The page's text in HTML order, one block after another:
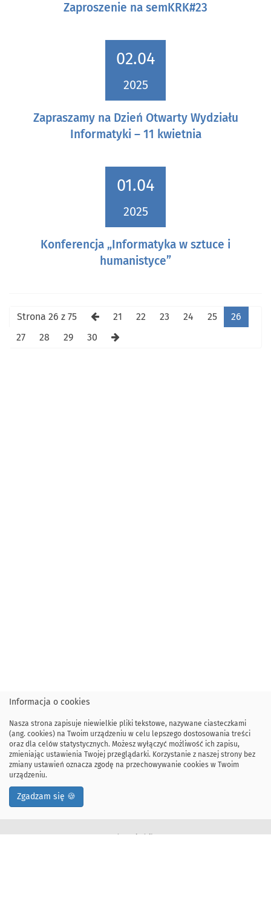
Zaproszenie na semKRK#23
02.04
2025
Zapraszamy na Dzień Otwarty Wydziału
Informatyki – 11 kwietnia
01.04
2025
Konferencja „Informatyka w sztuce i
humanistyce”
Strona 26 z 75 21 22 23 24 25
26
27
28 29 30
Informacja o cookies
Nasza strona zapisuje niewielkie pliki tekstowe, nazywane ciasteczkami
(ang. cookies) na Twoim urządzeniu w celu lepszego dostosowania treści
oraz dla celów statystycznych. Możesz wyłączyć możliwość ich zapisu,
zmieniając ustawienia Twojej przeglądarki. Korzystanie z naszej strony bez
zmiany ustawień oznacza zgodę na przechowywanie cookies w Twoim
urządzeniu.
Zgadzam się 🍪